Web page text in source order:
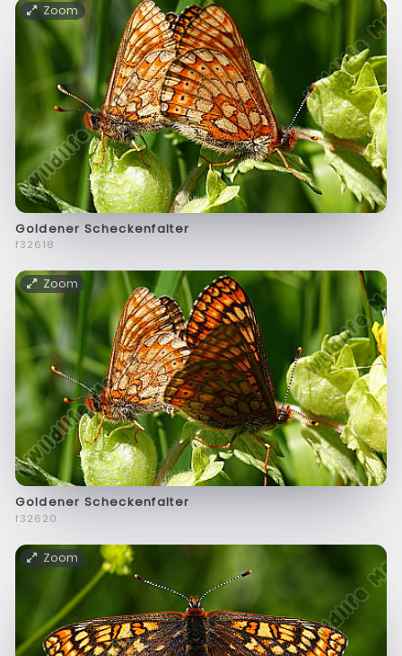
Zoom
Goldener Scheckenfalter
f32618
Zoom
Goldener Scheckenfalter
f32620
Zoom